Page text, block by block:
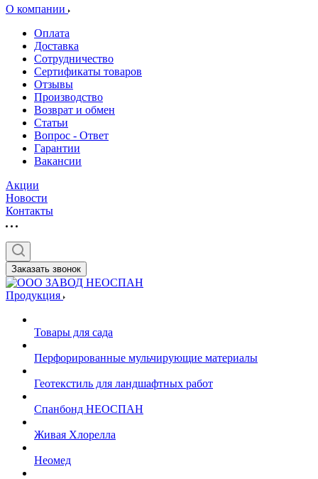
О компании
Оплата
Доставка
Сотрудничество
Сертификаты товаров
Отзывы
Производство
Возврат и обмен
Статьи
Вопрос - Ответ
Гарантии
Вакансии
Акции
Новости
Контакты
Заказать звонок
Продукция
Товары для сада
Перфорированные мульчирующие материалы
Геотекстиль для ландшафтных работ
Спанбонд НЕОСПАН
Живая Хлорелла
Нeомед